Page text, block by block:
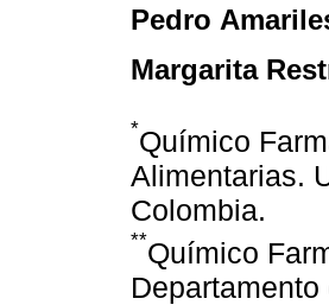
Pedro
Margarita
*Químico
Alimentarias.
Colombia.
**Químico